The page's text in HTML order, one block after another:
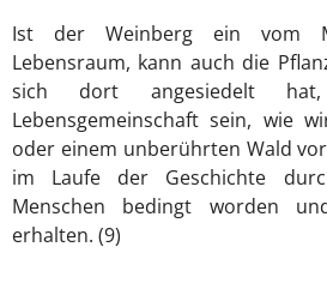
Ist der Weinberg ein vom
Lebensraum, kann auch die
sich dort angesiedelt
Lebensgemeinschaft sein, wie
oder einem unberührten Wald
im Laufe der Geschichte
Menschen bedingt worden
erhalten. (9)